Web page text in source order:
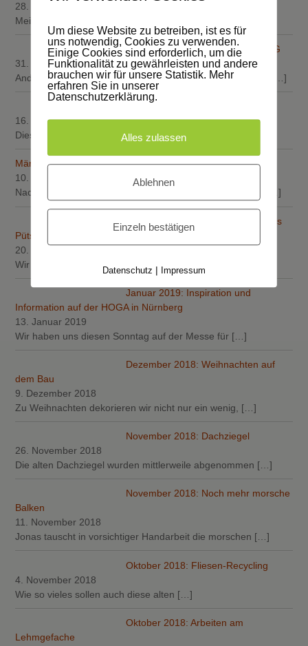
28. April 2019
Meik Böttcher und Holger Schmidt von der Firma
Dachdeckermeister Willy A. Löw AG
31. März 2019
Andre Dell, Michael Köpping und Fabian Weishaar decken
[…]
März 2018: Elektrifizierung
16. März 2019
Diese Woche haben die Elektriker der Firma Electric
März 2019: Arbeiten am Dach
10. März 2019
Nach einem schwierigen Manöver durch das enge Hoftor
[…]
Roland Schönfeld, Kifa Paryani, Nils
Pütsch und Max Becker
20. Januar 2019
Wir möchten Ihnen heute die Zimmermänner der Firma
Januar 2019: Inspiration und
Information auf der HOGA in Nürnberg
13. Januar 2019
Wir haben uns diesen Sonntag auf der Messe für […]
Dezember 2018: Weihnachten auf
dem Bau
9. Dezember 2018
Zu Weihnachten dekorieren wir nicht nur ein wenig, […]
November 2018: Dachziegel
26. November 2018
Die alten Dachziegel wurden mittlerweile abgenommen […]
November 2018: Noch mehr morsche
Balken
11. November 2018
Jonas tauscht in vorsichtiger Handarbeit die morschen […]
Oktober 2018: Fliesen-Recycling
4. November 2018
Wie so vieles sollen auch diese alten […]
Oktober 2018: Arbeiten am
Lehmgefache
Um diese Website zu betreiben, ist es für
uns notwendig, Cookies zu verwenden.
Einige Cookies sind erforderlich, um die
Funktionalität zu gewährleisten und andere
brauchen wir für unsere Statistik. Mehr
erfahren Sie in unserer
Datenschutzerklärung.
Alles zulassen
Ablehnen
Einzeln bestätigen
Datenschutz | Impressum